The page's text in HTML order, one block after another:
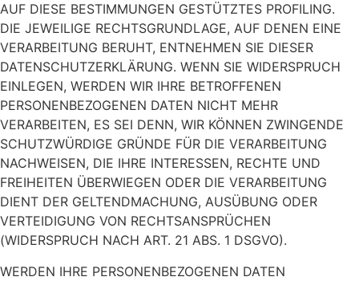
AUF DIESE BESTIMMUNGEN GESTÜTZTES PROFILING.
DIE JEWEILIGE RECHTSGRUNDLAGE, AUF DENEN EINE
VERARBEITUNG BERUHT, ENTNEHMEN SIE DIESER
DATENSCHUTZERKLÄRUNG. WENN SIE WIDERSPRUCH
EINLEGEN, WERDEN WIR IHRE BETROFFENEN
PERSONENBEZOGENEN DATEN NICHT MEHR
VERARBEITEN, ES SEI DENN, WIR KÖNNEN ZWINGENDE
SCHUTZWÜRDIGE GRÜNDE FÜR DIE VERARBEITUNG
NACHWEISEN, DIE IHRE INTERESSEN, RECHTE UND
FREIHEITEN ÜBERWIEGEN ODER DIE VERARBEITUNG
DIENT DER GELTENDMACHUNG, AUSÜBUNG ODER
VERTEIDIGUNG VON RECHTSANSPRÜCHEN
(WIDERSPRUCH NACH ART. 21 ABS. 1 DSGVO).
WERDEN IHRE PERSONENBEZOGENEN DATEN